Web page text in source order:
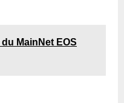
MainNet EOS